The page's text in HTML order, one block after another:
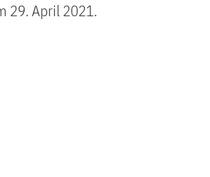
29. April 2021.